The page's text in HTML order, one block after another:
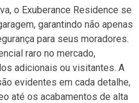
o Exuberance Residence se
garantindo não apenas
para seus moradores.
raro no mercado,
adicionais ou visitantes. A
evidentes em cada detalhe,
até os acabamentos de alta